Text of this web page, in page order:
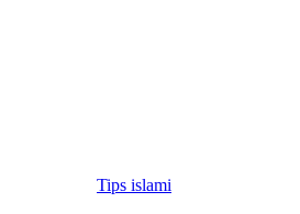
Tips islami